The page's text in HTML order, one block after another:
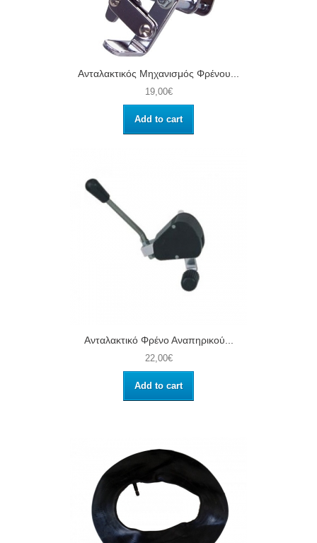
Ανταλακτικός Μηχανισμός Φρένου...
19,00€
Add to cart
Ανταλακτικό Φρένο Αναπηρικού...
22,00€
Add to cart